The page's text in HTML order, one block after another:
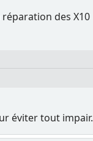
des X10
éviter tout impair.